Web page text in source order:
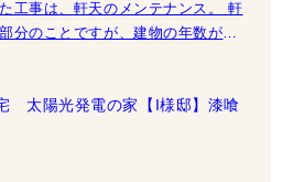
工事は、軒天のメンテナンス。 軒
分のことですが、建物の年数が経